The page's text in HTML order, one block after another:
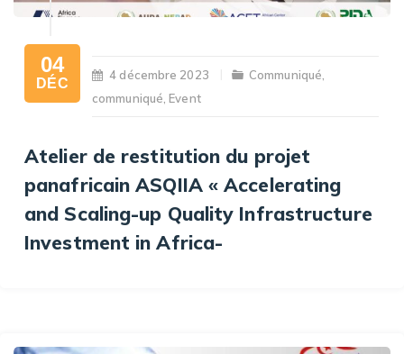
04
DÉC
4 décembre 2023 Communiqué
communiqué ,Event
Atelier de restitution du projet
panafricain ASQIIA « Accelerating
and Scaling-up Quality Infrastructure
Investment in Africa-